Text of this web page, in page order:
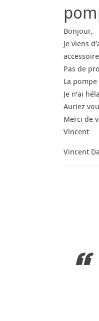
Bonjour,
Je viens
Pas de
La
Je n’ai
Auriez
Merci de
Vincent
Vincent